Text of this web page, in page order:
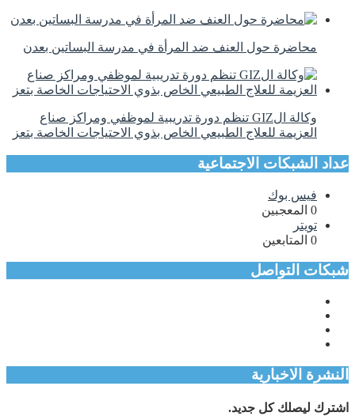
محاضرة حول العنف ضد المرأة في مدرسة البساتين بعدن
وكالة الGIZ تنظم دورة تدريبية لموظفي ومراكز صناع
العزيمة للعلاج الطبيعي الخاص بذوي الاحتياجات الخاصة بتعز
عداد الشبكات الاجتماعية
فيس بوك
0 المعجبين
تويتر
0 المتابعين
شبكات التواصل
النشرة الاخبارية
اشترك ليصلك كل جديد.